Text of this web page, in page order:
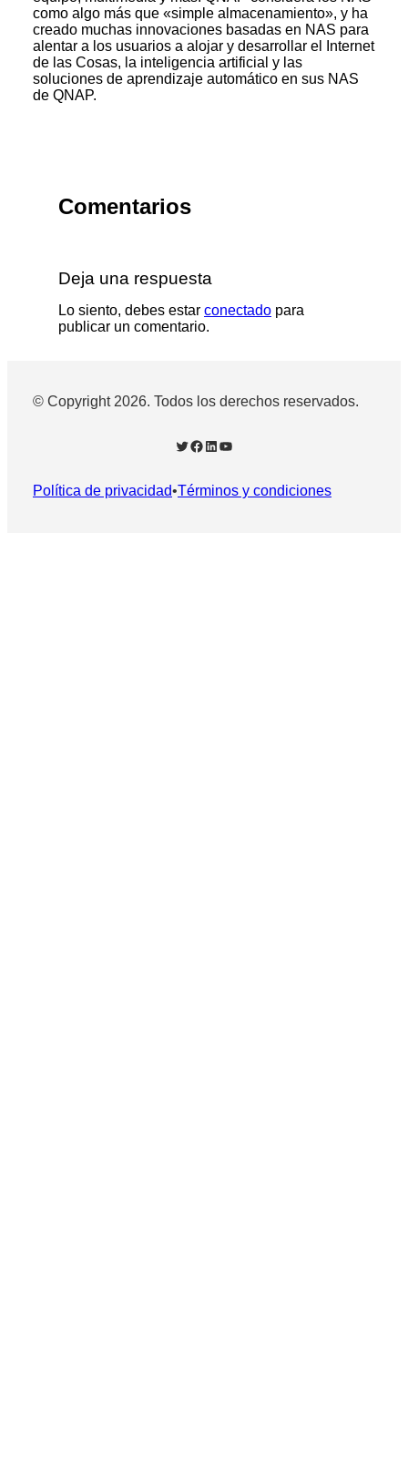
como algo más que «simple almacenamiento», y ha
creado muchas innovaciones basadas en NAS para
alentar a los usuarios a alojar y desarrollar el Internet
de las Cosas, la inteligencia artificial y las
soluciones de aprendizaje automático en sus NAS
de QNAP.
Comentarios
Deja una respuesta
Lo siento, debes estar conectado para
publicar un comentario.
© Copyright 2026. Todos los derechos reservados.
Twitter Facebook LinkedIn YouTube
Política de privacidad•Términos y condiciones